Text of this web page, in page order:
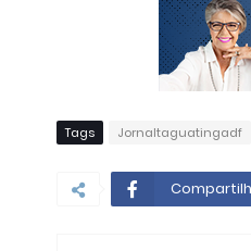
Tags Jornaltaguatingadf